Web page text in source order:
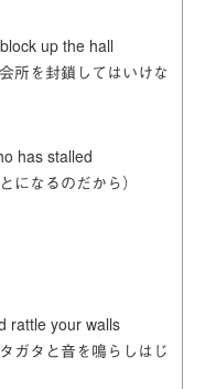
up the hall
所を封鎖してはいけな
has stalled
になるのだから）
rattle your walls
ガタと音を鳴らしはじ